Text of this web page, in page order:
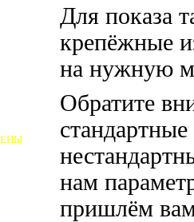
Для показа
крепёжные
на нужную
Обратите
нам
пришлём